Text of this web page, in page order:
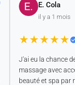
E. Cola
il y a 1 mois
★★★★★
J'ai eu la chance
massage avec
beauté et spa par